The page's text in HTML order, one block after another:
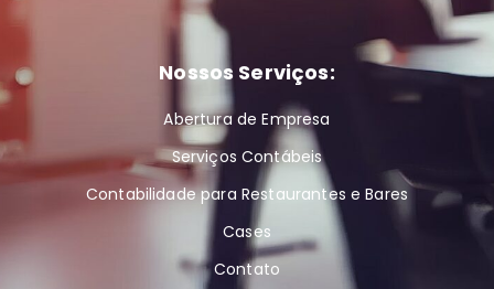
Nossos Serviços:
Abertura de Empresa
Serviços Contábeis
Contabilidade para Restaurantes e Bares
Cases
Contato